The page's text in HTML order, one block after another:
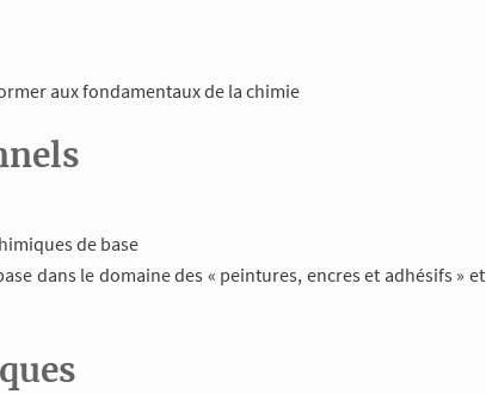
aux fondamentaux de la chimie
de base
dans le domaine des « peintures, encres et adhésifs »